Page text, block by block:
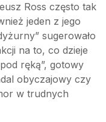
Ross często tak
jeden z jego
sugerowało
na to, co dzieje
ręką”, gotowy
obyczajowy czy
w trudnych